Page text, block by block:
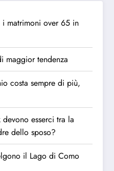
matrimoni over 65 in
maggior tendenza
costa sempre di più,
esserci tra la
dello sposo?
il Lago di Como